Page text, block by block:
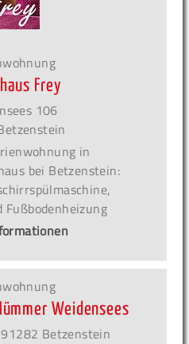
Frey
106
in
bei Betzenstein:
Weidensees
Betzenstein